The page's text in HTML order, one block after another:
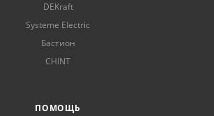
DEKraft
Systeme Electric
Бастион
CHINT
ПОМОЩЬ